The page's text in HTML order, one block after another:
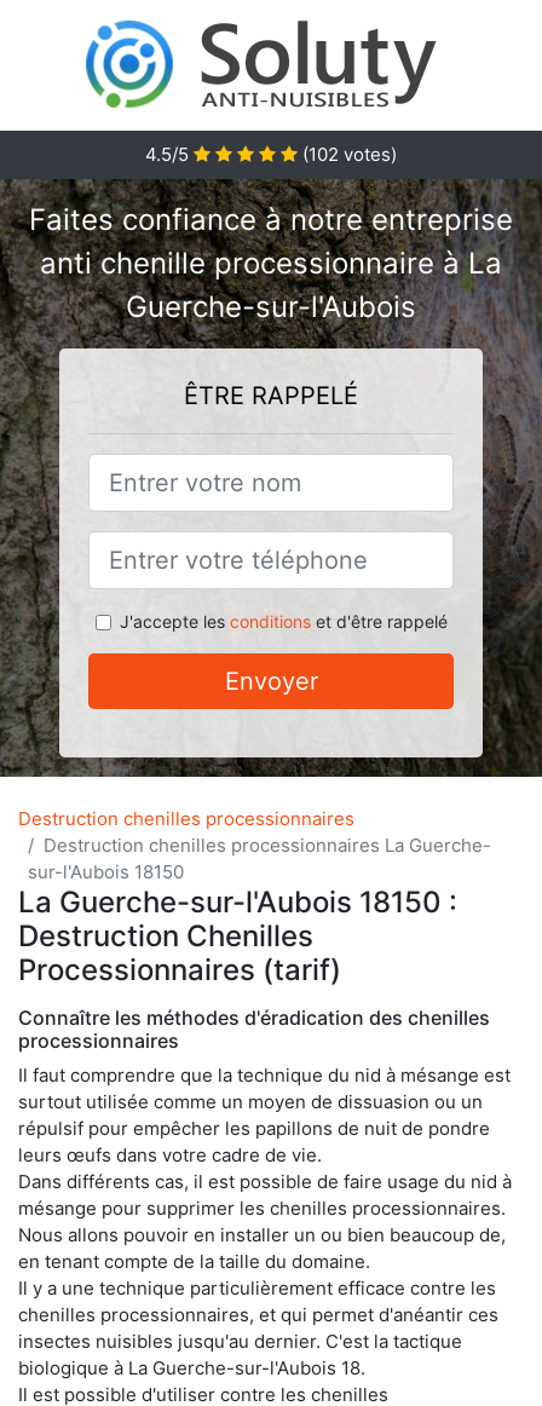
4.5/5 (102 votes)
Faites confiance à notre entreprise
anti chenille processionnaire à La
Guerche-sur-l'Aubois
ÊTRE RAPPELÉ
J'accepte les conditionset d'être rappelé
Envoyer
Destruction chenilles processionnaires
Destruction chenilles processionnaires La Guerche-
sur-l'Aubois 18150
La Guerche-sur-l'Aubois 18150 :
Destruction Chenilles
Processionnaires (tarif)
Connaître les méthodes d'éradication des chenilles
processionnaires
Il faut comprendre que la technique du nid à mésange est
surtout utilisée comme un moyen de dissuasion ou un
répulsif pour empêcher les papillons de nuit de pondre
leurs œufs dans votre cadre de vie.
Dans différents cas, il est possible de faire usage du nid à
mésange pour supprimer les chenilles processionnaires.
Nous allons pouvoir en installer un ou bien beaucoup de,
en tenant compte de la taille du domaine.
Il y a une technique particulièrement efficace contre les
chenilles processionnaires, et qui permet d'anéantir ces
insectes nuisibles jusqu'au dernier. C'est la tactique
biologique à La Guerche-sur-l'Aubois 18.
Il est possible d'utiliser contre les chenilles